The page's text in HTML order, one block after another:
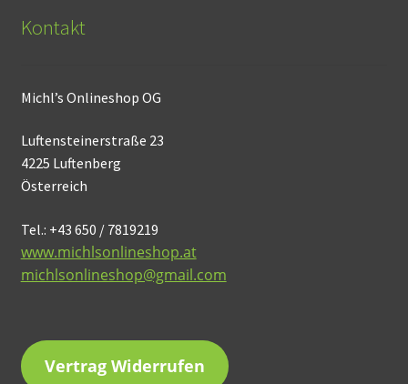
Kontakt
Michl’s Onlineshop OG
Luftensteinerstraße 23
4225 Luftenberg
Österreich
Tel.: +43 650 / 7819219
www.michlsonlineshop.at
michlsonlineshop@gmail.com
Vertrag Widerrufen